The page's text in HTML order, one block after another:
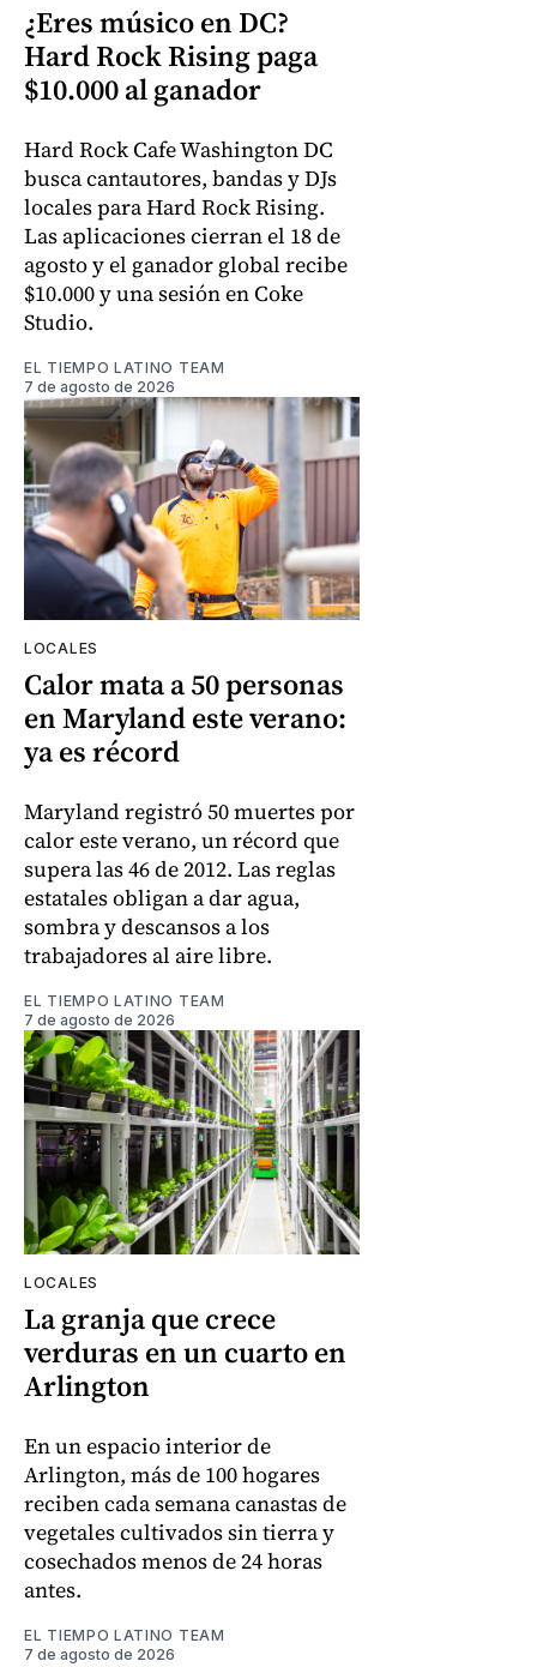
¿Eres músico en DC?
Hard Rock Rising paga
$10.000 al ganador
Hard Rock Cafe Washington DC
busca cantautores, bandas y DJs
locales para Hard Rock Rising.
Las aplicaciones cierran el 18 de
agosto y el ganador global recibe
$10.000 y una sesión en Coke
Studio.
EL TIEMPO LATINO TEAM
7 de agosto de 2026
LOCALES
Calor mata a 50 personas
en Maryland este verano:
ya es récord
Maryland registró 50 muertes por
calor este verano, un récord que
supera las 46 de 2012. Las reglas
estatales obligan a dar agua,
sombra y descansos a los
trabajadores al aire libre.
EL TIEMPO LATINO TEAM
7 de agosto de 2026
LOCALES
La granja que crece
verduras en un cuarto en
Arlington
En un espacio interior de
Arlington, más de 100 hogares
reciben cada semana canastas de
vegetales cultivados sin tierra y
cosechados menos de 24 horas
antes.
EL TIEMPO LATINO TEAM
7 de agosto de 2026